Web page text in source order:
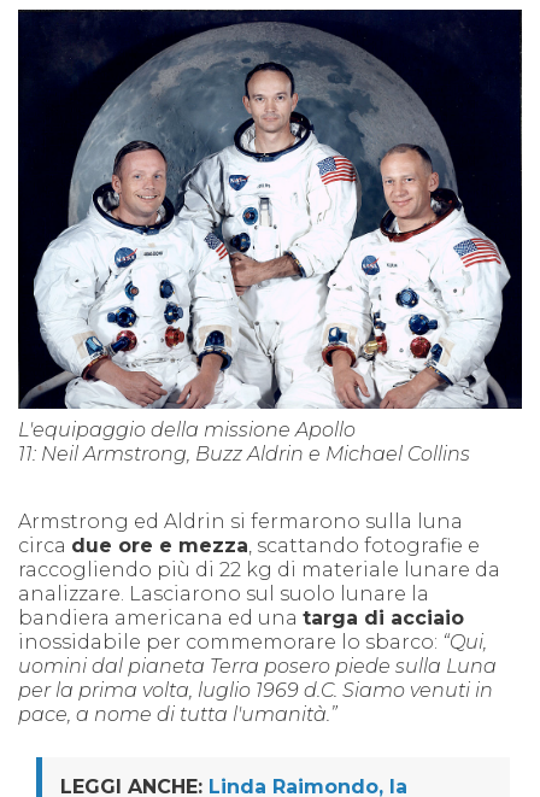
L'equipaggio della missione Apollo
11: Neil Armstrong, Buzz Aldrin e Michael Collins
Armstrong ed Aldrin si fermarono sulla luna
circa due ore e mezza, scattando fotografie e
raccogliendo più di 22 kg di materiale lunare da
analizzare. Lasciarono sul suolo lunare la
bandiera americana ed una targa di acciaio
inossidabile per commemorare lo sbarco: “Qui,
uomini dal pianeta Terra posero piede sulla Luna
per la prima volta, luglio 1969 d.C. Siamo venuti in
pace, a nome di tutta l'umanità.”
LEGGI ANCHE: Linda Raimondo, la